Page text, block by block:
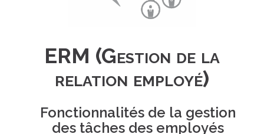
ERM (Gestion de la
relation employé)
Fonctionnalités de la gestion
des tâches des employés